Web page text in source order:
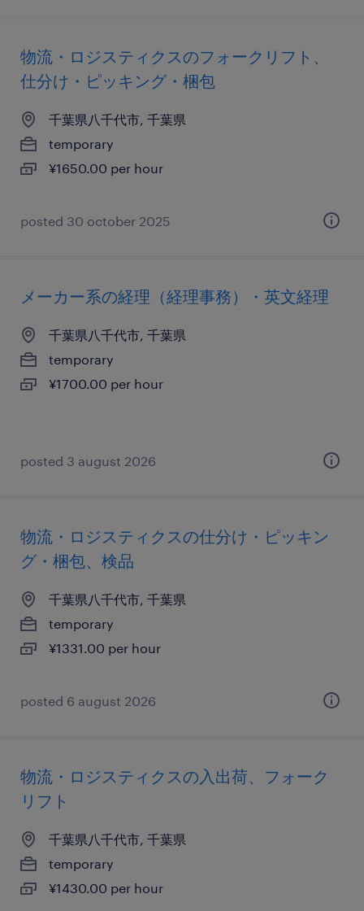
物流・ロジスティクスのフォークリフト、
仕分け・ピッキング・梱包
千葉県八千代市, 千葉県
temporary
¥1650.00 per hour
posted 30 october 2025
メーカー系の経理（経理事務）・英文経理
千葉県八千代市, 千葉県
temporary
¥1700.00 per hour
posted 3 august 2026
物流・ロジスティクスの仕分け・ピッキン
グ・梱包、検品
千葉県八千代市, 千葉県
temporary
¥1331.00 per hour
posted 6 august 2026
物流・ロジスティクスの入出荷、フォーク
リフト
千葉県八千代市, 千葉県
temporary
¥1430.00 per hour